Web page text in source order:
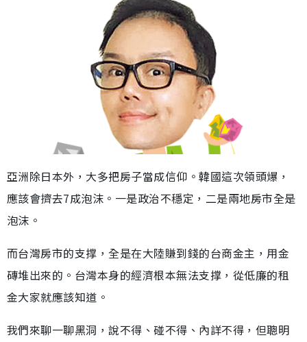
亞洲除日本外，大多把房子當成信仰。韓國這次領頭爆，
應該會擠去7成泡沫。一是政治不穩定，二是兩地房市全是
泡沫。
而台灣房市的支撑，全是在大陸賺到錢的台商金主，用金
磚堆出來的。台灣本身的經濟根本無法支撑，從低廉的租
金大家就應該知道。
我們來聊一聊黑洞，說不得、碰不得、內詳不得，但聰明